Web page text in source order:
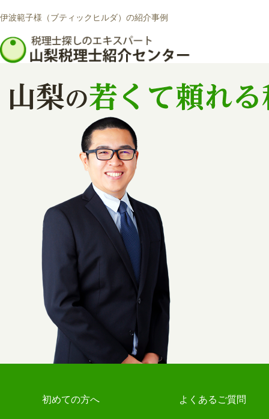
伊波範子様（ブティックヒルダ）の紹介事例
初めての方へ よくあるご質問